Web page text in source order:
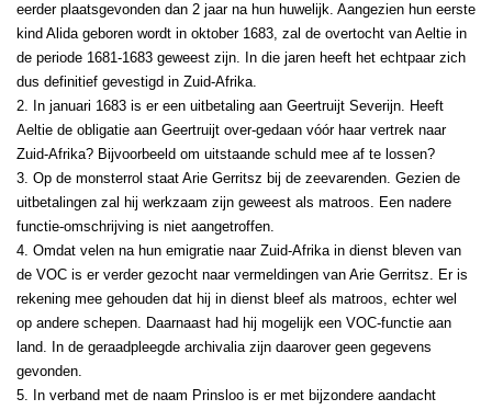
eerder plaatsgevonden dan 2 jaar na hun huwelijk. Aangezien hun eerste
kind Alida geboren wordt in oktober 1683, zal de overtocht van Aeltie in
de periode 1681-1683 geweest zijn. In die jaren heeft het echtpaar zich
dus definitief gevestigd in Zuid-Afrika.
2. In januari 1683 is er een uitbetaling aan Geertruijt Severijn. Heeft
Aeltie de obligatie aan Geertruijt over-gedaan vóór haar vertrek naar
Zuid-Afrika? Bijvoorbeeld om uitstaande schuld mee af te lossen?
3. Op de monsterrol staat Arie Gerritsz bij de zeevarenden. Gezien de
uitbetalingen zal hij werkzaam zijn geweest als matroos. Een nadere
functie-omschrijving is niet aangetroffen.
4. Omdat velen na hun emigratie naar Zuid-Afrika in dienst bleven van
de VOC is er verder gezocht naar vermeldingen van Arie Gerritsz. Er is
rekening mee gehouden dat hij in dienst bleef als matroos, echter wel
op andere schepen. Daarnaast had hij mogelijk een VOC-functie aan
land. In de geraadpleegde archivalia zijn daarover geen gegevens
gevonden.
5. In verband met de naam Prinsloo is er met bijzondere aandacht